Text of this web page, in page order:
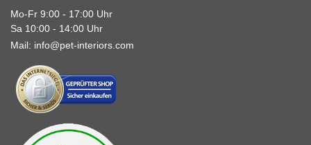
Mo-Fr 9:00 - 17:00 Uhr
Sa 10:00 - 14:00 Uhr
Mail: info@pet-interiors.com